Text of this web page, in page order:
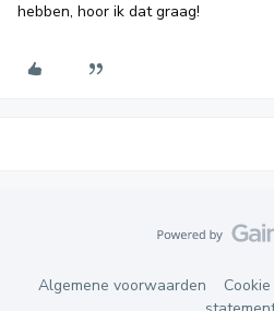
hebben, hoor ik dat graag!
Algemene voorwaarden